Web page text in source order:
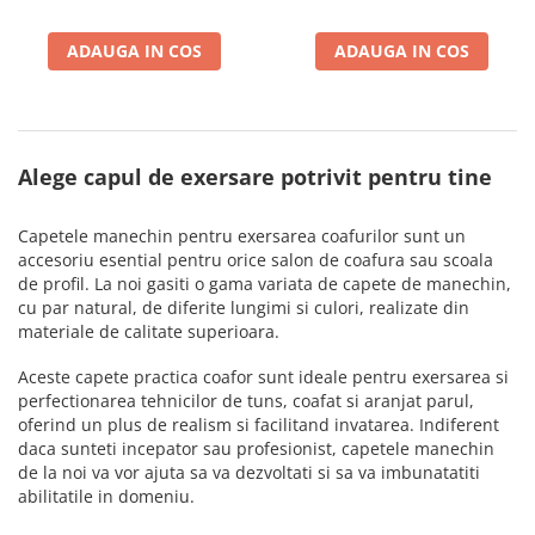
ADAUGA IN COS ADAUGA IN COS
Alege capul de exersare potrivit pentru tine
Capetele manechin pentru exersarea coafurilor sunt un
accesoriu esential pentru orice salon de coafura sau scoala
de profil. La noi gasiti o gama variata de capete de manechin,
cu par natural, de diferite lungimi si culori, realizate din
materiale de calitate superioara.
Aceste capete practica coafor sunt ideale pentru exersarea si
perfectionarea tehnicilor de tuns, coafat si aranjat parul,
oferind un plus de realism si facilitand invatarea. Indiferent
daca sunteti incepator sau profesionist, capetele manechin
de la noi va vor ajuta sa va dezvoltati si sa va imbunatatiti
abilitatile in domeniu.